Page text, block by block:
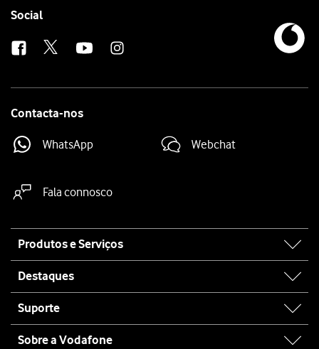
Follow
Social
Contacta-nos
WhatsApp Webchat
Fala connosco
map
Produtos e Serviços
Destaques
Suporte
Sobre a Vodafone